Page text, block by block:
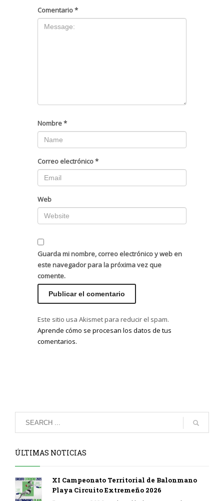
Comentario*
Nombre*
Correo electrónico*
Web
Guarda mi nombre, correo electrónico y web en
este navegador para la próxima vez que
comente.
Este sitio usa Akismet para reducir el spam.
Aprende cómo se procesan los datos de tus
comentarios.
ÚLTIMAS NOTICIAS
XI Campeonato Territorial de Balonmano
Playa Circuito Extremeño 2026